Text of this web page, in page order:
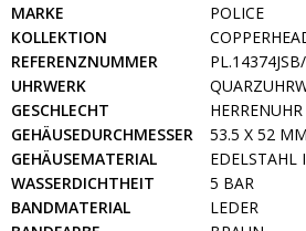
MARKE
POLICE
KOLLEKTION
REFERENZNUMMER
UHRWERK
GESCHLECHT
HERRENUHR
GEHÄUSEDURCHMESSER
53.5 X 52 MM
GEHÄUSEMATERIAL
EDELSTAHL
WASSERDICHTHEIT
5 BAR
BANDMATERIAL
LEDER